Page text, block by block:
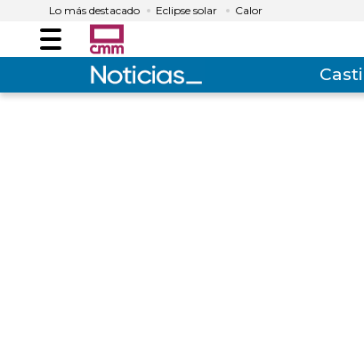
Lo más destacado Eclipse solar Calor
Menú